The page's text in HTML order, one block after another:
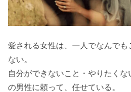
愛される女性は、一人でなんでも
ない。
自分ができないこと・やりたくな
の男性に頼って、任せている。